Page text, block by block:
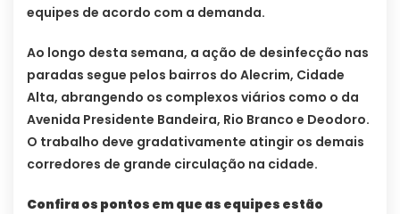
equipes de acordo com a demanda.
Ao longo desta semana, a ação de desinfecção nas
paradas segue pelos bairros do Alecrim, Cidade
Alta, abrangendo os complexos viários como o da
Avenida Presidente Bandeira, Rio Branco e Deodoro.
O trabalho deve gradativamente atingir os demais
corredores de grande circulação na cidade.
Confira os pontos em que as equipes estão